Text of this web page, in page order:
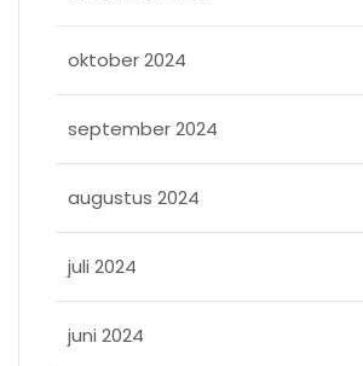
oktober 2024
september 2024
augustus 2024
juli 2024
juni 2024